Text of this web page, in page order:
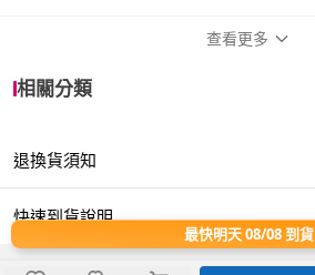
品牌系列
尺寸 26cm~29cm
材質 其他合金
查看更多
相關分類
退換貨須知
快速到貨說明
最快明天 08/08 到貨